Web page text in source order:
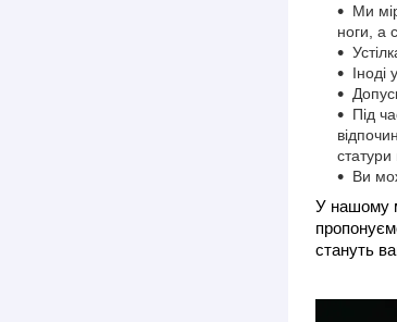
Ми
ноги, а
Іноді
Під
статури
Ви
У нашому
стануть